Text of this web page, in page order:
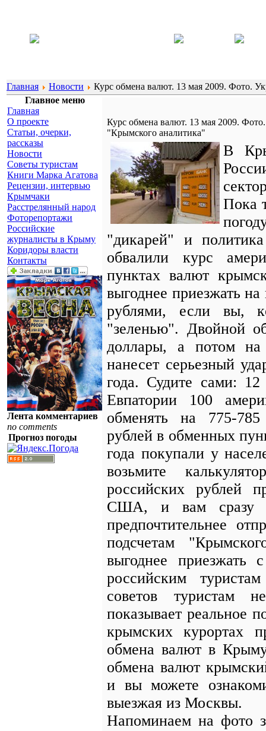
Главная Новости
Курс обмена валют. 13 мая 2009. Фото.
Главное меню
Главная
О проекте
Статьи, очерки,
рассказы
Новости
Советы туристам
Книги Марка Агатова
Рецензии, интервью
Крымчаки
Расстрелянный народ
Фоторепортажи
Российские
журналисты в Крыму
Коридоры власти
Контакты
Лента комментариев
no comments
Прогноз погоды
Курс обмена валют. 13 мая 2009.
"Крымского аналитика"
В
Пока
"дикарей" и
обвалили курс
пунктах валют
выгоднее приезжать
рублями, если вы,
"зеленью". Двойной
доллары, а потом
нанесет серьезный
года. Судите сами:
Евпатории 100
обменять на 775-
рублей в обменных
года покупали у
возьмите
российских рублей
США, и вам сразу
предпочтительнее
подсчетам
выгоднее
российским
советов туристам
показывает реальное
крымских курортах
обмена валют в
обмена валют
и вы можете
выезжая из Москвы.
Напоминаем на фото